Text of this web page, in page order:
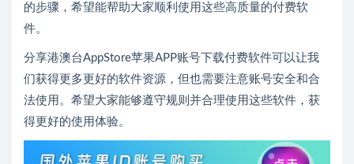
的步骤，希望能帮助大家顺利使用这些高质量的付费软
件。
分享港澳台AppStore苹果APP账号下载付费软件可以让我
们获得更多更好的软件资源，但也需要注意账号安全和合
法使用。希望大家能够遵守规则并合理使用这些软件，获
得更好的使用体验。